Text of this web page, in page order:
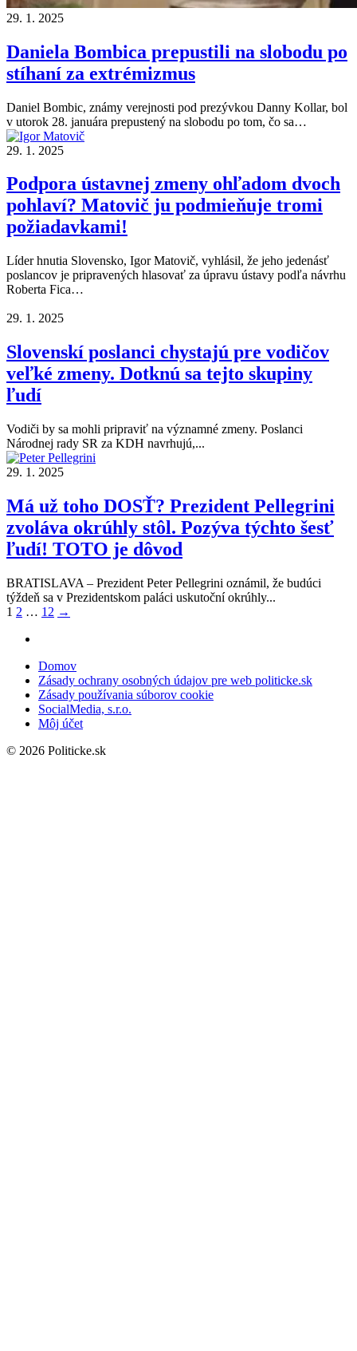
29. 1. 2025
Daniela Bombica prepustili na slobodu po
stíhaní za extrémizmus
Daniel Bombic, známy verejnosti pod prezývkou Danny Kollar, bol
v utorok 28. januára prepustený na slobodu po tom, čo sa…
29. 1. 2025
Podpora ústavnej zmeny ohľadom dvoch
pohlaví? Matovič ju podmieňuje tromi
požiadavkami!
Líder hnutia Slovensko, Igor Matovič, vyhlásil, že jeho jedenásť
poslancov je pripravených hlasovať za úpravu ústavy podľa návrhu
Roberta Fica…
29. 1. 2025
Slovenskí poslanci chystajú pre vodičov
veľké zmeny. Dotknú sa tejto skupiny
ľudí
Vodiči by sa mohli pripraviť na významné zmeny. Poslanci
Národnej rady SR za KDH navrhujú,...
29. 1. 2025
Má už toho DOSŤ? Prezident Pellegrini
zvoláva okrúhly stôl. Pozýva týchto šesť
ľudí! TOTO je dôvod
BRATISLAVA – Prezident Peter Pellegrini oznámil, že budúci
týždeň sa v Prezidentskom paláci uskutoční okrúhly...
Stránkovanie
príspevkov
1 2 … 12 →
Domov
Zásady ochrany osobných údajov pre web politicke.sk
Zásady používania súborov cookie
SocialMedia, s.r.o.
Môj účet
© 2026 Politicke.sk